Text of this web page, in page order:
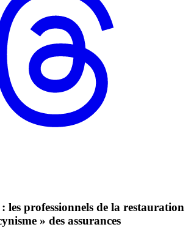
les professionnels de la restauration
» des assurances